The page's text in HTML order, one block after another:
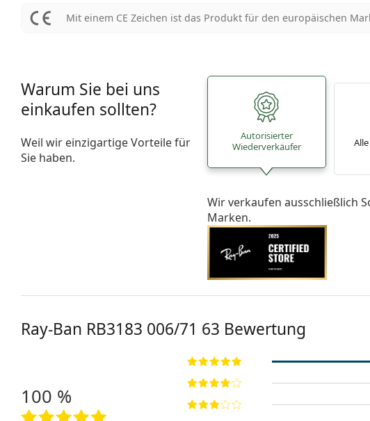
Mit einem CE Zeichen ist das Produkt für den europäischen
Warum Sie bei uns
einkaufen sollten?
Weil wir einzigartige Vorteile für
Sie haben.
Autorisierter
Wiederverkäufer
Wir verkaufen ausschließlich
Marken.
Ray-Ban RB3183 006/71 63 Bewertung
100 %